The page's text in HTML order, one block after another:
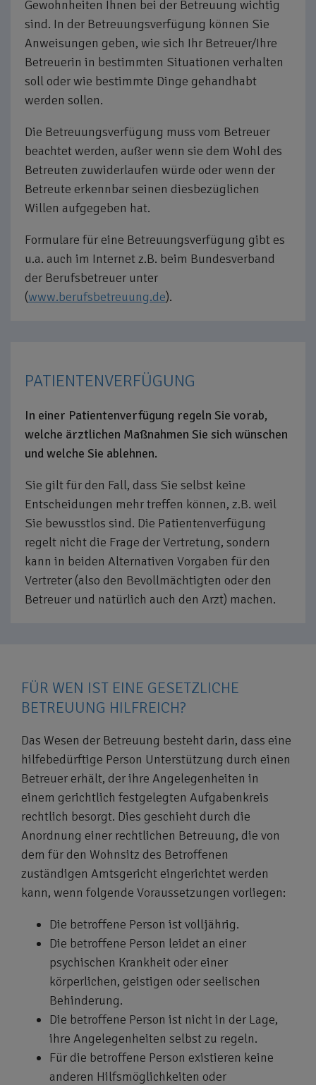
Gewohnheiten Ihnen bei der Betreuung wichtig
sind. In der Betreuungsverfügung können Sie
Anweisungen geben, wie sich Ihr Betreuer/Ihre
Betreuerin in bestimmten Situationen verhalten
soll oder wie bestimmte Dinge gehandhabt
werden sollen.
Die Betreuungsverfügung muss vom Betreuer
beachtet werden, außer wenn sie dem Wohl des
Betreuten zuwiderlaufen würde oder wenn der
Betreute erkennbar seinen diesbezüglichen
Willen aufgegeben hat.
Formulare für eine Betreuungsverfügung gibt es
u.a. auch im Internet z.B. beim Bundesverband
der Berufsbetreuer unter
(www.berufsbetreuung.de).
PATIENTENVERFÜGUNG
In einer Patientenverfügung regeln Sie vorab,
welche ärztlichen Maßnahmen Sie sich wünschen
und welche Sie ablehnen.
Sie gilt für den Fall, dass Sie selbst keine
Entscheidungen mehr treffen können, z.B. weil
Sie bewusstlos sind. Die Patientenverfügung
regelt nicht die Frage der Vertretung, sondern
kann in beiden Alternativen Vorgaben für den
Vertreter (also den Bevollmächtigten oder den
Betreuer und natürlich auch den Arzt) machen.
FÜR WEN IST EINE GESETZLICHE
BETREUUNG HILFREICH?
Das Wesen der Betreuung besteht darin, dass eine
hilfebedürftige Person Unterstützung durch einen
Betreuer erhält, der ihre Angelegenheiten in
einem gerichtlich festgelegten Aufgabenkreis
rechtlich besorgt. Dies geschieht durch die
Anordnung einer rechtlichen Betreuung, die von
dem für den Wohnsitz des Betroffenen
zuständigen Amtsgericht eingerichtet werden
kann, wenn folgende Voraussetzungen vorliegen:
Die betroffene Person ist volljährig.
Die betroffene Person leidet an einer
psychischen Krankheit oder einer
körperlichen, geistigen oder seelischen
Behinderung.
Die betroffene Person ist nicht in der Lage,
ihre Angelegenheiten selbst zu regeln.
Für die betroffene Person existieren keine
anderen Hilfsmöglichkeiten oder